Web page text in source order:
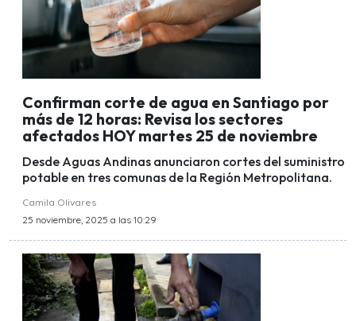
Confirman corte de agua en Santiago por
más de 12 horas: Revisa los sectores
afectados HOY martes 25 de noviembre
Desde Aguas Andinas anunciaron cortes del suministro
potable en tres comunas de la Región Metropolitana.
Camila Olivares
25 noviembre, 2025 a las 10:29